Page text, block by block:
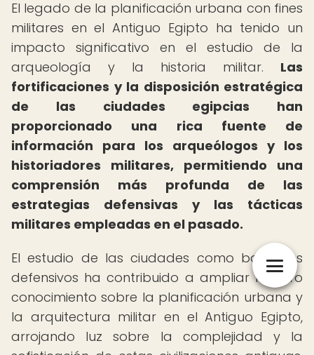
El legado de la planificación urbana con fines
militares en el Antiguo Egipto ha tenido un
impacto significativo en el estudio de la
arqueología y la historia militar. Las
fortificaciones y la disposición estratégica
de las ciudades egipcias han
proporcionado una rica fuente de
información para los arqueólogos y los
historiadores militares, permitiendo una
comprensión más profunda de las
estrategias defensivas y las tácticas
militares empleadas en el pasado.
El estudio de las ciudades como bastiones
defensivos ha contribuido a ampliar nuestro
conocimiento sobre la planificación urbana y
la arquitectura militar en el Antiguo Egipto,
arrojando luz sobre la complejidad y la